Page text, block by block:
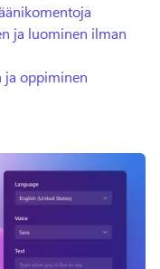
ja luominen ilman
ja oppiminen